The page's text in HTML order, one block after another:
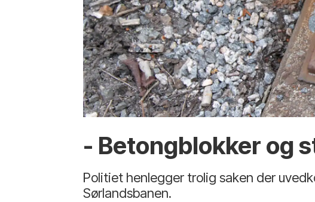
- Betongblokker og
Politiet henlegger trolig saken der
Sørlandsbanen.